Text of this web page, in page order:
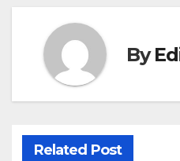
By
Related Post